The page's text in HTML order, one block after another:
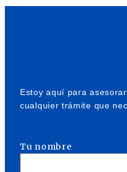
Estoy aquí para
cualquier trámite que
Tu nombre